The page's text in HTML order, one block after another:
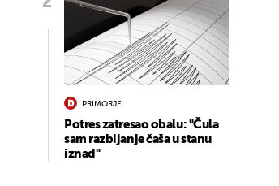
PRIMORJE
Potres zatresao obalu: "Čula
sam razbijanje čaša u stanu
iznad"